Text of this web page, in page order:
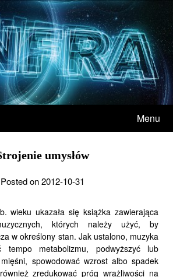
Menu
umysłów
Posted on 2012-10-31
wieku ukazała się książka zawierająca
których należy użyć, by
w określony stan. Jak ustalono, muzyka
tempo metabolizmu, podwyższyć lub
spowodować wzrost albo spadek
zredukować próg wrażliwości na